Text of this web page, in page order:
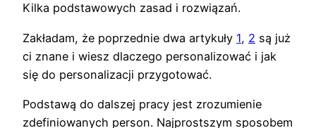
Kilka podstawowych zasad i rozwiązań.
Zakładam, że poprzednie dwa artykuły 1, 2 są już
ci znane i wiesz dlaczego personalizować i jak
się do personalizacji przygotować.
Podstawą do dalszej pracy jest zrozumienie
zdefiniowanych person. Najprostszym sposobem